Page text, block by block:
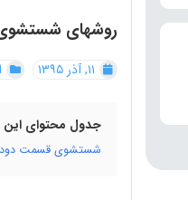
روشهای
جدول محتوای
شستشوی قسمت